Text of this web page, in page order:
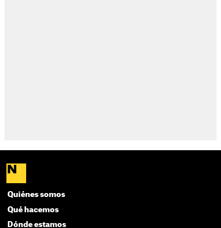
Quiénes somos
Qué hacemos
Dónde estamos